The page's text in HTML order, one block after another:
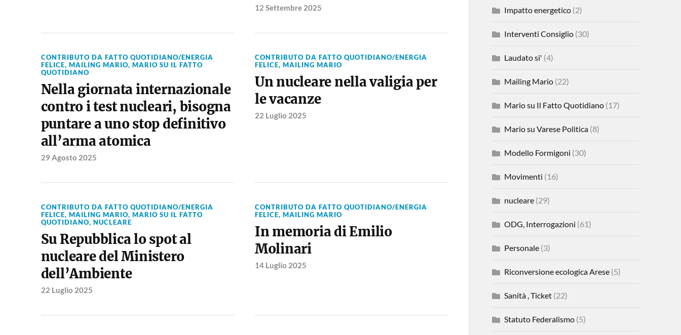
12 Settembre 2025
CONTRIBUTO DA FATTO QUOTIDIANO/ENERGIA
FELICE, MAILING MARIO, MARIO SU IL FATTO
QUOTIDIANO
Nella giornata internazionale
contro i test nucleari, bisogna
puntare a uno stop definitivo
all’arma atomica
29 Agosto 2025
CONTRIBUTO DA FATTO QUOTIDIANO/ENERGIA
FELICE, MAILING MARIO
Un nucleare nella valigia per
le vacanze
22 Luglio 2025
CONTRIBUTO DA FATTO QUOTIDIANO/ENERGIA
FELICE, MAILING MARIO, MARIO SU IL FATTO
QUOTIDIANO, NUCLEARE
Su Repubblica lo spot al
nucleare del Ministero
dell’Ambiente
22 Luglio 2025
CONTRIBUTO DA FATTO QUOTIDIANO/ENERGIA
FELICE, MAILING MARIO
In memoria di Emilio
Molinari
14 Luglio 2025
Impatto energetico(2)
Interventi Consiglio(30)
Laudato si' (4)
Mailing Mario(22)
Mario su Il Fatto Quotidiano(17)
Mario su Varese Politica(8)
Modello Formigoni (30)
Movimenti (16)
nucleare(29)
ODG, Interrogazioni (61)
Personale(3)
Riconversione ecologica Arese(5)
Sanità , Ticket(22)
Statuto Federalismo(5)